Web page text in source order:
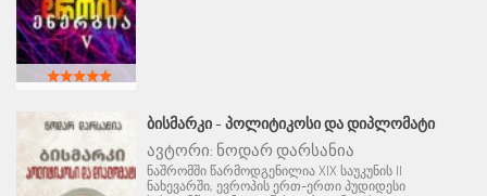
ᲑᲘᲡᲛᲐᲠᲙᲘ - ᲞᲝᲚᲘᲢᲘᲙᲝᲡᲘ ᲓᲐ ᲓᲘᲞᲚᲝᲛᲐᲢᲘ
ავტორი: ნოდარ დარსანია
ნაშრომში წარმოდგენილია XIX საუკუნის II
ნახევარში, ევროპის ერთ-ერთი პუდიდესი